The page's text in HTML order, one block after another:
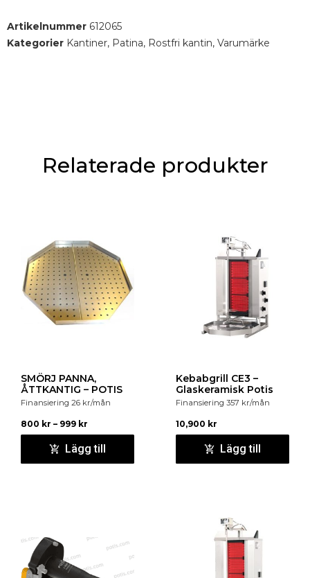
Artikelnummer 612065
Kategorier Kantiner, Patina, Rostfri kantin, Varumärke
Relaterade produkter
SMÖRJ PANNA,
ÅTTKANTIG – POTIS
Finansiering 26 kr/mån
800 kr – 999 kr
Lägg till
Kebabgrill CE3 –
Glaskeramisk Potis
Finansiering 357 kr/mån
10,900 kr
Lägg till